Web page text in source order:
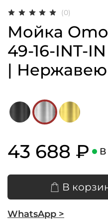
(0)
Мойка
49-16-INT-
|
43 688 ₽ В
В
WhatsApp >